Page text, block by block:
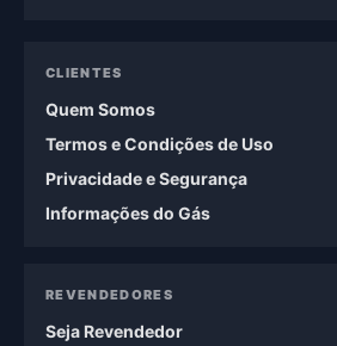
CLIENTES
Quem Somos
Termos e Condições de Uso
Privacidade e Segurança
Informações do Gás
REVENDEDORES
Seja Revendedor